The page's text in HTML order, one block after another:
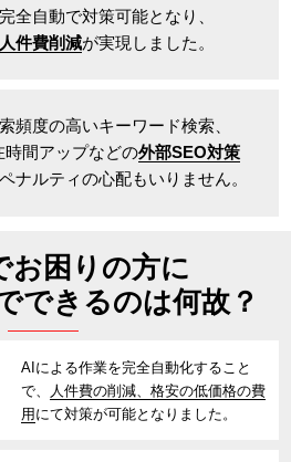
完全自動で対策可能となり、
人件費削減が実現しました。
頻度の高いキーワード検索、
時間アップなどの外部SEO対策
ナルティの心配もいりません。
お困りの方に
できるのは何故？
AIによる作業を完全自動化すること
で、
人件費の削減、格安の低価格の費
用 にて対策が可能となりました。